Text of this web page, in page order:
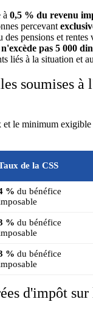
à 0,5 % du revenu
percevant
des pensions et rentes
pas 5 000
liés à la situation et
soumises à
et le minimum
de la CSS
% du bénéfice
% du bénéfice
% du bénéfice
d'impôt sur